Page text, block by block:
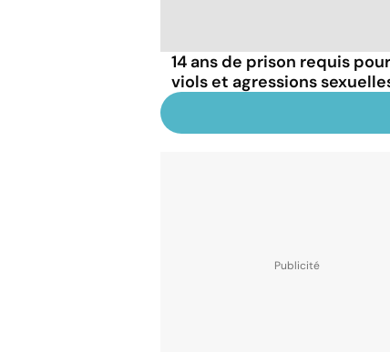
14 ans de prison requis
viols et agressions